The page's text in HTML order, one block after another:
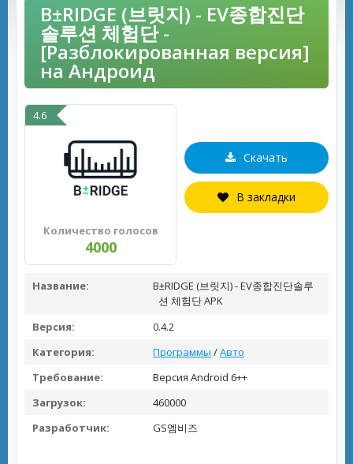
B±RIDGE (브릿지) - EV종합진단
솔루션 체험단 -
[Разблокированная версия]
на Андроид
4.6
Количество голосов
4000
Скачать
В закладки
Название:
B±RIDGE (브릿지) - EV종합진단솔루
션 체험단 APK
Версия:
0.4.2
Категория:
Программы /Авто
Требование:
Версия Android 6++
Загрузок:
460000
Разработчик:
GS엠비즈